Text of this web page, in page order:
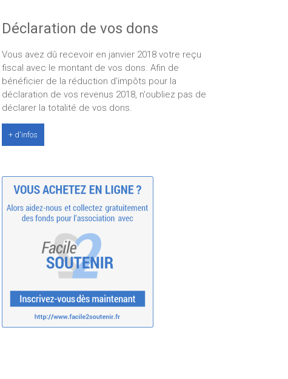
Déclaration de vos dons
Vous avez dû recevoir en janvier 2018 votre reçu
fiscal avec le montant de vos dons. Afin de
bénéficier de la réduction d’impôts pour la
déclaration de vos revenus 2018, n'oubliez pas de
déclarer la totalité de vos dons.
+ d'infos